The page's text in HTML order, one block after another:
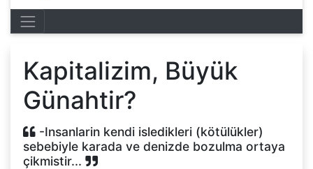
Kapitalizim, Büyük
Günahtir?
-Insanlarin kendi isledikleri (kötülükler)
sebebiyle karada ve denizde bozulma ortaya
çikmistir...